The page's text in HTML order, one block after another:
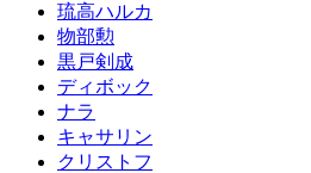
琉高ハルカ
物部勲
黒戸剣成
ディボック
ナラ
キャサリン
クリストフ